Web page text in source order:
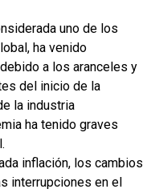
uno de los
ha venido
a los aranceles y
del inicio de la
la industria
ha tenido graves
inflación, los cambios
interrupciones en el